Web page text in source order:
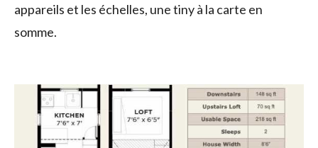
appareils et les échelles, une tiny à la carte en
somme.